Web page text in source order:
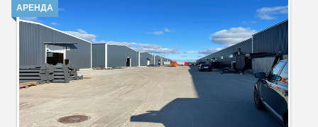
АРЕНДА